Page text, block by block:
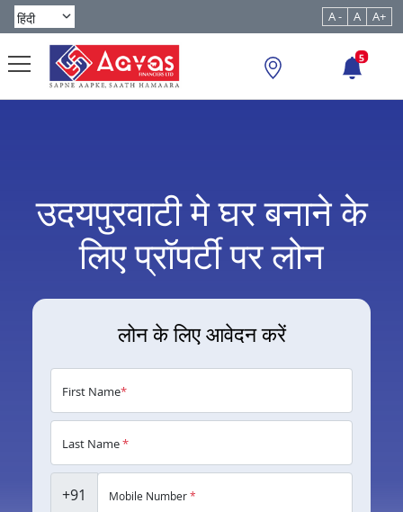
A - A A+
5
उदयपुरवाटी मे घर बनाने के
लिए प्रॉपर्टी पर लोन
लोन के लिए आवेदन करें
First Name*
Last Name*
+91 Mobile Number*